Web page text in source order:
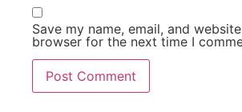
Save my name, email, and
browser for the next time I